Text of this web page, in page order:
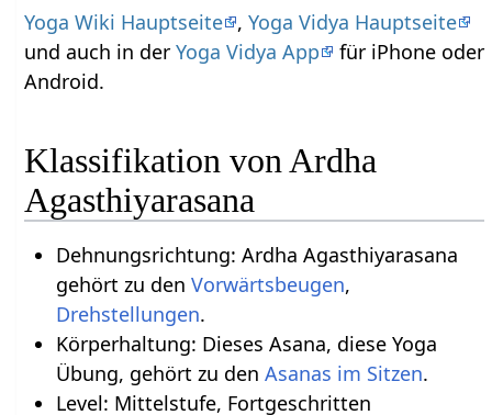
Yoga Wiki Hauptseite ,Yoga Vidya Hauptseite
und auch in derYoga Vidya App
für iPhone oder
Android.
Klassifikation von Ardha
Agasthiyarasana
Dehnungsrichtung: Ardha Agasthiyarasana
gehört zu den Vorwärtsbeugen,
Drehstellungen.
Körperhaltung: Dieses Asana, diese Yoga
Übung, gehört zu den Asanas im Sitzen.
Level: Mittelstufe, Fortgeschritten